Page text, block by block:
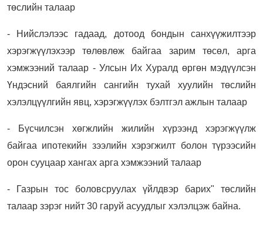
төслийн талаар
- Нийслэлээс гадаад, дотоод бондын санхүүжилтээр
хэрэгжүүлэхээр төлөвлөж байгаа зарим төсөл, арга
хэмжээний талаар - Улсын Их Хуралд өргөн мэдүүлсэн
Үндэсний баялгийн сангийн тухай хуулийн төслийн
хэлэлцүүлгийн явц, хэрэгжүүлэх бэлтгэл ажлын талаар
- Бүсчилсэн хөгжлийн жилийн хүрээнд хэрэгжүүлж
байгаа ипотекийн зээлийн хэрэгжилт болон түрээсийн
орон сууцаар хангах арга хэмжээний талаар
- Газрын тос боловсруулах үйлдвэр барих" төслийн
талаар зэрэг нийт 30 гаруй асуудлыг хэлэлцэж байна.